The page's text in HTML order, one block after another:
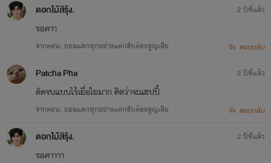
ดอกไม้สีรุ้ง.
รอคาา
จากตอน: ยอมแลกทุกอย่างแต่กลับต้องสูญเสีย
2 ปีที่แล้ว
ตอบกลับ
Patcha Pha
ตัดจบแบบไร้เยื่อใยมาก คิดว่าจะแฮปปี้
จากตอน: ยอมแลกทุกอย่างแต่กลับต้องสูญเสีย
2 ปีที่แล้ว
ตอบกลับ
ดอกไม้สีรุ้ง.
รอคาาาา
2 ปีที่แล้ว